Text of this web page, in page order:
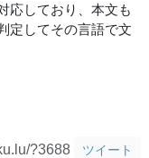
応しており、本文も
定してその言語で文
?3688 ツイート